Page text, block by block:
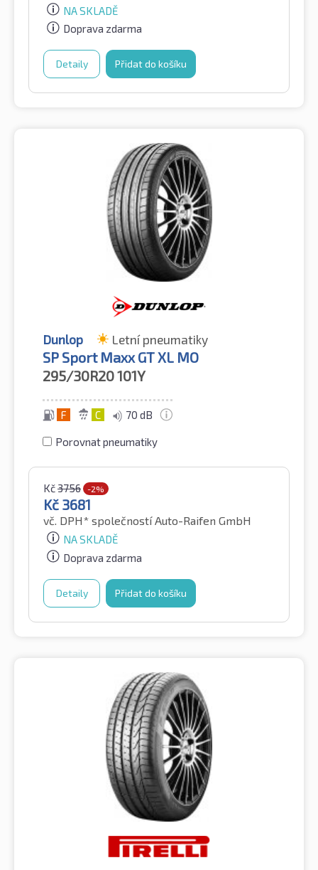
NA SKLADĚ
Doprava zdarma
Detaily Přidat do košíku
Dunlop Letní pneumatiky
SP Sport Maxx GT XL MO
295/30R20101Y
F C 70 dB
Porovnat pneumatiky
Kč3756 -2%
Kč 3681
vč. DPH* společností Auto-Raifen GmbH
NA SKLADĚ
Doprava zdarma
Detaily Přidat do košíku